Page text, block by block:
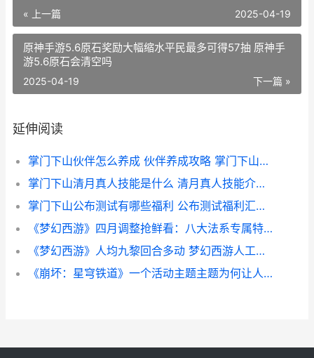
« 上一篇 2025-04-19
原神手游5.6原石奖励大幅缩水平民最多可得57抽 原神手
游5.6原石会清空吗
下一篇 »
2025-04-19
延伸阅读
掌门下山伙伴怎么养成 伙伴养成攻略 掌门下山伙伴怎么上阵
掌门下山清月真人技能是什么 清月真人技能介绍一览 掌门天下 小说
掌门下山公布测试有哪些福利 公布测试福利汇总一览 掌门下山打酱油 百度网盘
《梦幻西游》四月调整抢鲜看：八大法系专属特技登场 梦幻西游四月大改2025时间
《梦幻西游》人均九黎回合多动 梦幻西游人工客服电话怎么转人工
《崩坏：星穹铁道》一个活动主题主题为何让人上头 崩坏星穹铁道官方网站